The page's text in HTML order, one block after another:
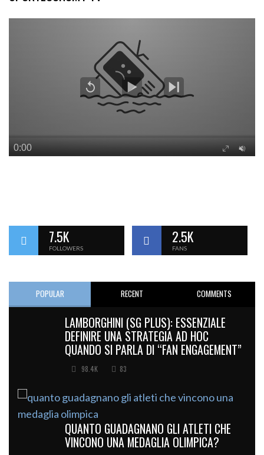
7.5K
FOLLOWERS
2.5K
FANS
POPULAR RECENT COMMENTS
LAMBORGHINI (SG PLUS): ESSENZIALE
DEFINIRE UNA STRATEGIA AD HOC
QUANDO SI PARLA DI “FAN ENGAGEMENT”
98.4K 83
QUANTO GUADAGNANO GLI ATLETI CHE
VINCONO UNA MEDAGLIA OLIMPICA?